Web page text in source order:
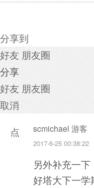
分享到
好友 朋友圈
分享
好友 朋友圈
取消
点
scmichael 游客
2017-6-25 00:38:22
另外补充一
好塔大下一